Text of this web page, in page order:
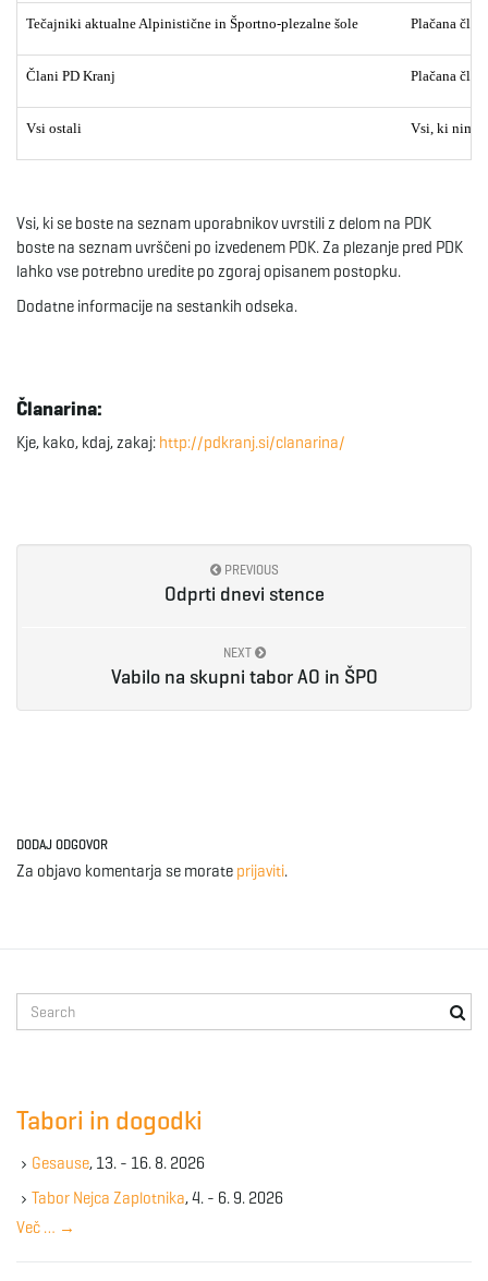
v
Tečajniki aktualne Alpinistične in Športno-plezalne šole Plačana
Člani PD Kranj Plačana
Vsi ostali Vsi, ki
Vsi, ki se boste na seznam uporabnikov uvrstili z delom na PDK
boste na seznam uvrščeni po izvedenem PDK. Za plezanje pred PDK
lahko vse potrebno uredite po zgoraj opisanem postopku.
Dodatne informacije na sestankih odseka.
Članarina:
Kje, kako, kdaj, zakaj: http://pdkranj.si/clanarina/
PREVIOUS
Odprti dnevi stence
NEXT
Vabilo na skupni tabor AO in ŠPO
DODAJ ODGOVOR
Za objavo komentarja se morate prijaviti.
e
e
y
w
r
Tabori in dogodki
Gesause, 13. - 16. 8. 2026
Tabor Nejca Zaplotnika, 4. - 6. 9. 2026
Več … →